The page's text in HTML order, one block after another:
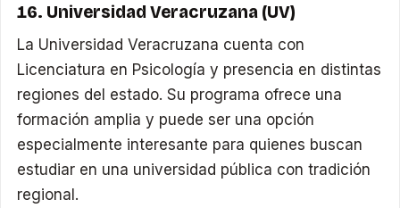
16. Universidad Veracruzana (UV)
La Universidad Veracruzana cuenta con
Licenciatura en Psicología y presencia en distintas
regiones del estado. Su programa ofrece una
formación amplia y puede ser una opción
especialmente interesante para quienes buscan
estudiar en una universidad pública con tradición
regional.